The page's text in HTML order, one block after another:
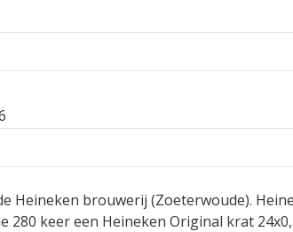
Heineken brouwerij (Zoeterwoude).
keer een Heineken Original krat